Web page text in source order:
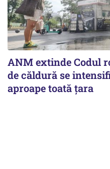
ANM extinde Codul
de căldură se
aproape toată țara